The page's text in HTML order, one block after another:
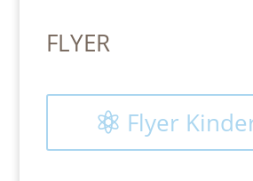
FLYER
Flyer